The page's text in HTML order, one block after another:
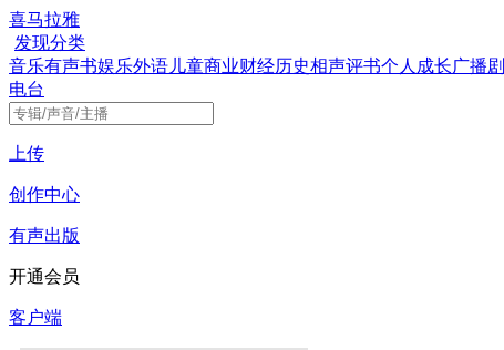
喜马拉雅
发现分类
音乐有声书娱乐外语 儿童商业财经历史相声评书个人成长广播剧
电台
上传
创作中心
有声出版
开通会员
客户端